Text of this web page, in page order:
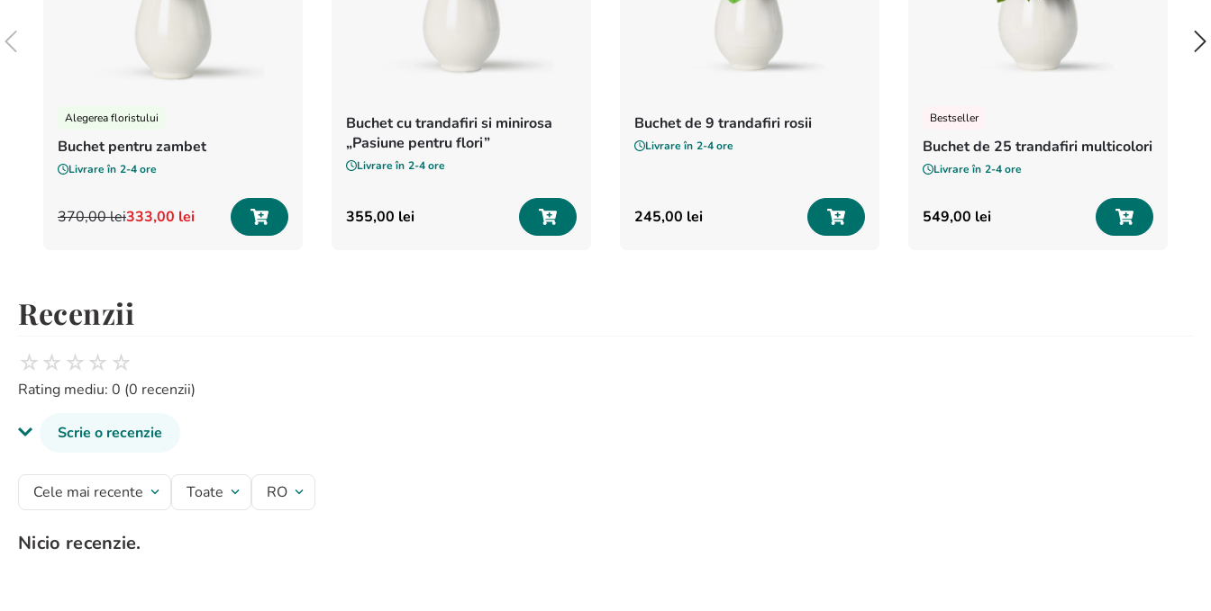
Alegerea floristului
Buchet pentru zambet
Livrare în 2-4 ore
370,00lei333,00 lei
Buchet cu trandafiri si minirosa
„Pasiune pentru flori”
Livrare în 2-4 ore
355,00 lei
Buchet de 9 trandafiri rosii
Livrare în 2-4 ore
245,00 lei
Bestseller
Buchet de 25 trandafiri multicolori
Livrare în 2-4 ore
549,00 lei
Recenzii
☆☆ ☆☆ ☆
Rating mediu: 0 (0 recenzii)
Scrie o recenzie
Titlu recenzie
Evaluează produsul cu un rating între 1 și 5 stele
Cele mai recente Toate RO
Nicio recenzie.